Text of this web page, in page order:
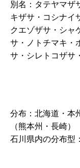
別名：タテヤマザ
キザサ・コシナイ
クエゾザサ・シャ
サ・ノトチマキ・
サ・シレトコザサ
分布：北海道・本
（熊本州・長崎）
石川県内の分布型